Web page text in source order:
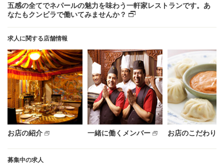
五感の全てでネパールの魅力を味わう一軒家レストランです。あ
なたもクンビラで働いてみませんか？
求人に関する店舗情報
お店の紹介 一緒に働くメンバー お店のこだわり
募集中の求人